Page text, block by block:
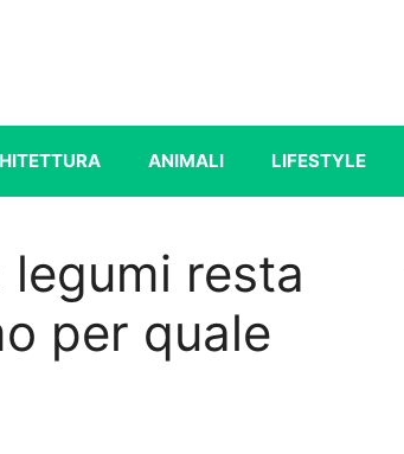
ANIMALI LIFESTYLE
resta
per quale